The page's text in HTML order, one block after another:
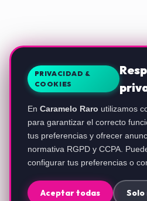
PRIVACIDAD &
COOKIES
En Caramelo Raro utilizamos
para garantizar el correcto
tus preferencias y ofrecer
normativa RGPD y CCPA.
configurar tus preferencias o
Aceptar todas Solo